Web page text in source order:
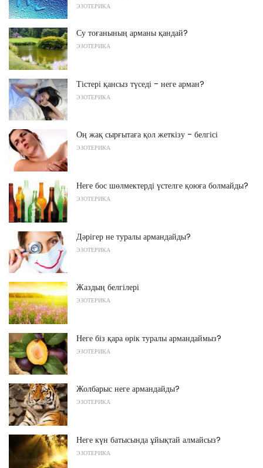
ЭЗОТЕРИКА
Су тоғанының арманы қандай?
ЭЗОТЕРИКА
Тістері қансыз түседі - неге арман?
ЭЗОТЕРИКА
Оң жақ сырғытаға қол жеткізу - белгісі
ЭЗОТЕРИКА
Неге бос шөлмектерді үстелге қоюға болмайды?
ЭЗОТЕРИКА
Дәрігер не туралы армандайды?
ЭЗОТЕРИКА
Жаздың белгілері
ЭЗОТЕРИКА
Неге біз қара өрік туралы армандаймыз?
ЭЗОТЕРИКА
Жолбарыс неге армандайды?
ЭЗОТЕРИКА
Неге күн батысында ұйықтай алмайсыз?
ЭЗОТЕРИКА